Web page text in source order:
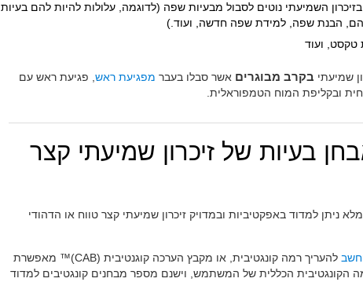
בזיכרון השמיעתי נוטים לסבול מבעיות שפה (לדוגמה, עלולות להיות להם בעיות
הבנת שפה, למידת שפה חדשה, ועוד.)
טקסט, ועוד
שמיעתי בקרב מבוגרים אשר סבלו בעבר מפגיעת ראש , פגיעת ראש עם
ובקליפת המוח הטמפוראלית.
בעיות של זיכרון שמיעתי קצר
ניתן למדוד באפקטיביות ובמדויק זיכרון שמיעתי קצר טווח או הדהודי
להעריך רמה קונגטיבית, או מקבץ הערכה קוגנטיבית (CAB)™ מאפשרת
הקונגטיבית הכללית של המשתמש, וישנם מספר מבחנים קונגטיבים למדוד